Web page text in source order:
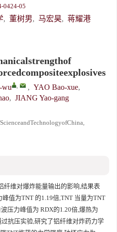
0424-05
, 董树男, 马宏昊, 蒋耀港
wu , , YAO Bao-xue,
, JIANG Yao-gang
纤维对爆炸能量输出的影响,结果表
值为TNT 的1.19倍,TNT 当量为TNT
压力峰值为 RDX的1.20倍,爆热为
抗压实验,研究了铝纤维对炸药力学